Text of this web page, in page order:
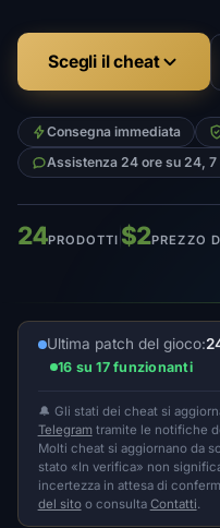
Scegli il cheat
Consegna immediata
Assistenza 24 ore su 24, 7
24PRODOTTI$2PREZZO
Ultima patch del gioco:
16 su 17 funzionanti
🔔 Gli stati dei cheat si
Telegram tramite le notifiche
Molti cheat si aggiornano da
stato «In verifica» non
incertezza in attesa di
del sitoo consulta Contatti.